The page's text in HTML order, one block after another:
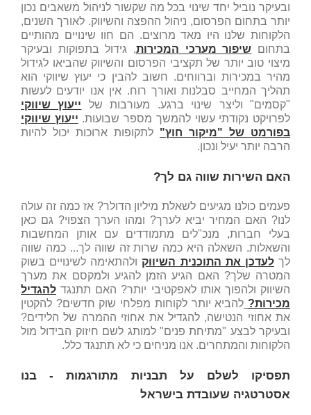
ובעיקר נוביל יחד שינוי בכל מה שקשור לניהול משאבים נכון
יותר בתחום הפרסום, ניהול ההפצה והשיווק. לאורך השנים,
הלקוחות שלנו היו מאד מרוצים. הם חוו שינויים מהותיים
בתחום שיפור מערכי המכירות, גידול בתפוקות ובעיקר
מיצוי טוב יותר של תקציבי הפרסום והשיווק שהביאו לגידול
מהיר במכירות וברווחים. חשוב להבין כי יעוץ שיווקי הוא
תהליך המחייב סבלנות ואורך רוח. אין אנו יודעים לעשות
"קסמים" וליצר שינוי ברגע. מעורבות של ייעוץ שיווקי
לפרויקט נקודתי עשוי להמשך מספר שבועות. ייעוץ שיווקי
בפורמט של "מיקור חוץ" לתקופות ארוכות יכול להיות
הרבה יותר יעיל ונכון.
האם השירות שווה גם לך?
פעמים כולנו מגיעים לשאלת מיליון הדולר? אז כמה זה עולה
לנו? האם המחיר יביא לערך? ומהו הערך הצפוי? גם כאן
בעלי חברות, מנכ"לים מתמודדים עם אותן המחשבות
והשאלות. השאלה היא כמה שרות זה שווה לך... כמה שווה
לךלעדכן את התוכנית השיווק ולהתאימה לשינויים בשוק
המטרה שלך? האם הגיע הזמן להגיע ולמקסם את מערך
השיווק ולהפוך אותו לאפקטיבי יותר? האם תתנגד להגדיל
מכירות? להביא יותר לקוחות מפלחי שוק חדשים? להקטין
את אחוזי הנטישה, להגדיל את אחוזי ההמרה של הלידים?
ובעיקר לבצע "מתיחת פנים" למותג לשם חיזוק הבידול מול
הלקוחות והמתחרים. אנו מניחים כי לא תתנגד כלל.
תפסיקו לשלם על תבניות מתורגמות - בנו
אסטרטגיה שעובדת בישראל